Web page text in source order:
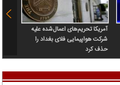
آمریکا تحریم‌های اعمال‌شده علیه
شرکت هواپیمایی فلای بغداد را
حذف کرد